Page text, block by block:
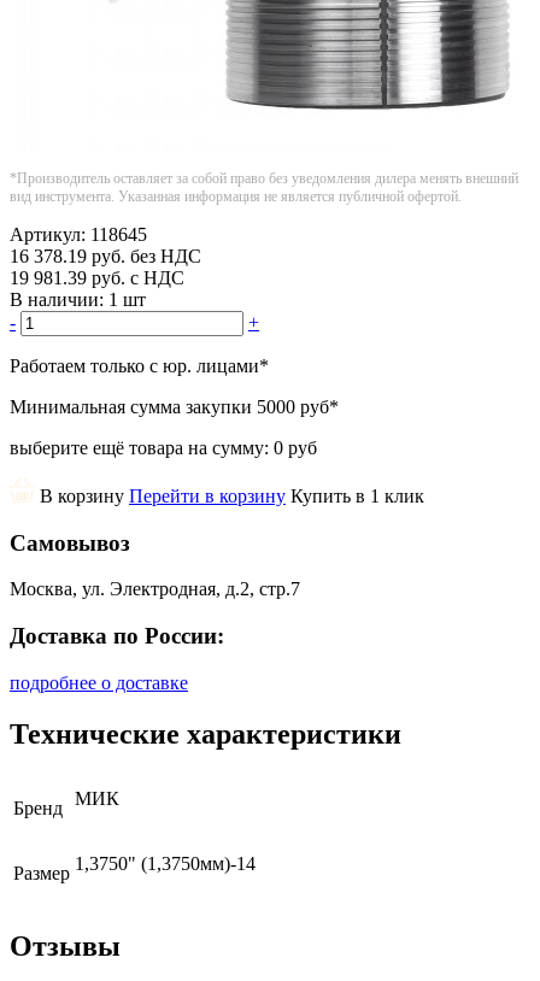
*Производитель оставляет за собой право без уведомления дилера менять внешний
вид инструмента. Указанная информация не является публичной офертой.
Артикул: 118645
16 378.19 руб. без НДС
19 981.39 руб. с НДС
В наличии: 1 шт
-
+
Работаем только с юр. лицами*
Минимальная сумма закупки 5000 руб*
выберите ещё товара на сумму: 0 руб
В корзину Перейти в корзину Купить в 1 клик
Самовывоз
Москва, ул. Электродная, д.2, стр.7
Доставка по России:
подробнее о доставке
Технические характеристики
Бренд МИК
Размер 1,3750" (1,3750мм)-14
Отзывы